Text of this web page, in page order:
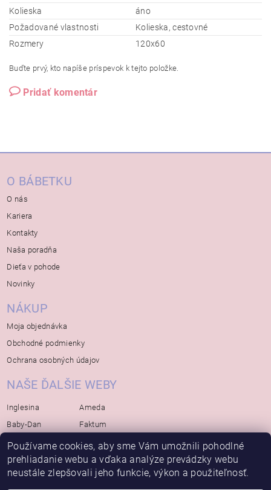
Kolieska
áno
Požadované vlastnosti
Kolieska, cestovné
Rozmery
120x60
Buďte prvý, kto napíše príspevok k tejto položke.
Pridať komentár
O BÁBETKU
O nás
Kariera
Kontakty
Naša poradňa
Dieťa v pohode
Novinky
NÁKUP
Moja objednávka
Obchodné podmienky
Ochrana osobných údajov
NAŠE ĎALŠIE WEBY
Inglesina
Baby-Dan
Rialto
Bébé-Jou
Avova
Ameda
Faktum
Koelstra
Bambino-Mio
Používame cookies, aby sme Vám umožnili pohodlné
prehliadanie webu a vďaka analýze prevádzky webu
neustále zlepšovali jeho funkcie, výkon a použiteľnosť.